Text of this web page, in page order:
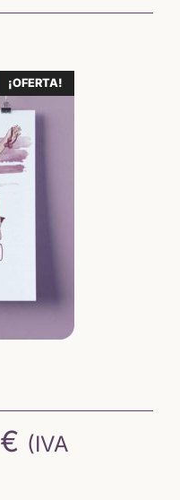
¡OFERTA!
€ Rango
(IVA